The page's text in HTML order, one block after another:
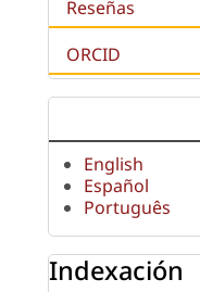
Reseñas
ORCID
English
Español
Português
Indexación